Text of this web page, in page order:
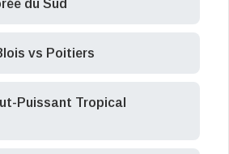
du Sud
vs Poitiers
Puissant Tropical